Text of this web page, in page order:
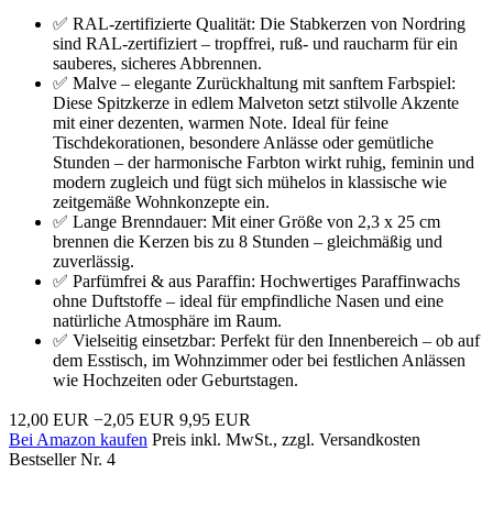
✅ RAL-zertifizierte Qualität: Die Stabkerzen von Nordring
sind RAL-zertifiziert – tropffrei, ruß- und raucharm für ein
sauberes, sicheres Abbrennen.
✅ Malve – elegante Zurückhaltung mit sanftem Farbspiel:
Diese Spitzkerze in edlem Malveton setzt stilvolle Akzente
mit einer dezenten, warmen Note. Ideal für feine
Tischdekorationen, besondere Anlässe oder gemütliche
Stunden – der harmonische Farbton wirkt ruhig, feminin und
modern zugleich und fügt sich mühelos in klassische wie
zeitgemäße Wohnkonzepte ein.
✅ Lange Brenndauer: Mit einer Größe von 2,3 x 25 cm
brennen die Kerzen bis zu 8 Stunden – gleichmäßig und
zuverlässig.
✅ Parfümfrei & aus Paraffin: Hochwertiges Paraffinwachs
ohne Duftstoffe – ideal für empfindliche Nasen und eine
natürliche Atmosphäre im Raum.
✅ Vielseitig einsetzbar: Perfekt für den Innenbereich – ob auf
dem Esstisch, im Wohnzimmer oder bei festlichen Anlässen
wie Hochzeiten oder Geburtstagen.
12,00 EUR −2,05 EUR 9,95 EUR
Bei Amazon kaufen Preis inkl. MwSt., zzgl. Versandkosten
Bestseller Nr. 4